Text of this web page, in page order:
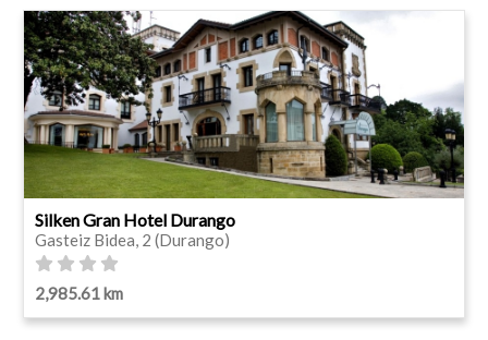
Silken Gran Hotel Durango
Gasteiz Bidea, 2 (Durango)
2,985.61 km